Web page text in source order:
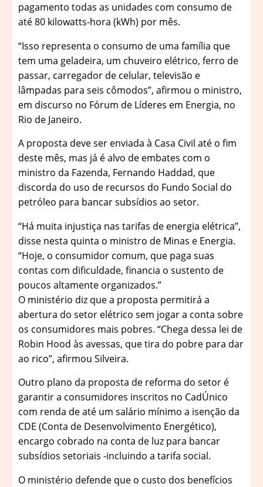
pagamento todas as unidades com consumo de
até 80 kilowatts-hora (kWh) por mês.
“Isso representa o consumo de uma família que
tem uma geladeira, um chuveiro elétrico, ferro de
passar, carregador de celular, televisão e
lâmpadas para seis cômodos”, afirmou o ministro,
em discurso no Fórum de Líderes em Energia, no
Rio de Janeiro.
A proposta deve ser enviada à Casa Civil até o fim
deste mês, mas já é alvo de embates com o
ministro da Fazenda, Fernando Haddad, que
discorda do uso de recursos do Fundo Social do
petróleo para bancar subsídios ao setor.
“Há muita injustiça nas tarifas de energia elétrica”,
disse nesta quinta o ministro de Minas e Energia.
“Hoje, o consumidor comum, que paga suas
contas com dificuldade, financia o sustento de
poucos altamente organizados.”
O ministério diz que a proposta permitirá a
abertura do setor elétrico sem jogar a conta sobre
os consumidores mais pobres. “Chega dessa lei de
Robin Hood às avessas, que tira do pobre para dar
ao rico”, afirmou Silveira.
Outro plano da proposta de reforma do setor é
garantir a consumidores inscritos no CadÚnico
com renda de até um salário mínimo a isenção da
CDE (Conta de Desenvolvimento Energético),
encargo cobrado na conta de luz para bancar
subsídios setoriais -incluindo a tarifa social.
O ministério defende que o custo dos benefícios